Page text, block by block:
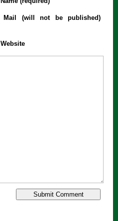
Mail (will not be published)
Website